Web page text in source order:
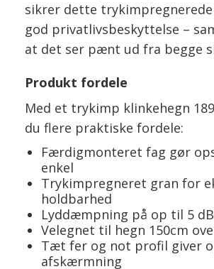
sikrer dette
god privatlivsbeskyttelse –
at det ser pænt ud fra begge
Produkt fordele
Med et trykimp klinkehegn
du flere praktiske fordele:
Færdigmonteret fag gør
enkel
Trykimpregneret gran for
holdbarhed
Lyddæmpning på op til 5 dB
Velegnet til hegn 150cm
Tæt fer og not profil giver
afskærmning